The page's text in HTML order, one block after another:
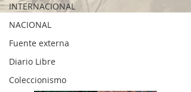
INTERNACIONAL
NACIONAL
Fuente externa
Diario Libre
Coleccionismo